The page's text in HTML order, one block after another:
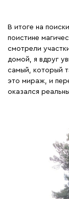
В итоге на
поистине
смотрели
домой, я вдруг
самый, который
это мираж, и
оказался